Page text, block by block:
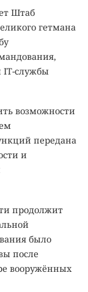
Штаб
гетмана
IT-службы
возможности
передана
и
продолжит
было
после
вооружённых